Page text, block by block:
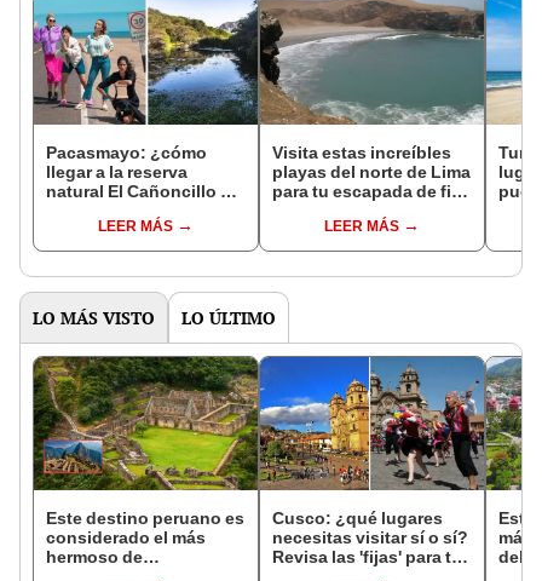
Pacasmayo: ¿cómo
llegar a la reserva
natural El Cañoncillo y
entrada?LEER MÁS
Visita estas increíbles
playas del norte de Lima
para tu escapada de fin
LEER MÁS
LO MÁS VISTO LO ÚLTIMO
Este destino peruano es
considerado el más
hermoso de
Cusco: ¿qué lugares
necesitas visitar sí o sí?
Revisa las 'fijas' para tu